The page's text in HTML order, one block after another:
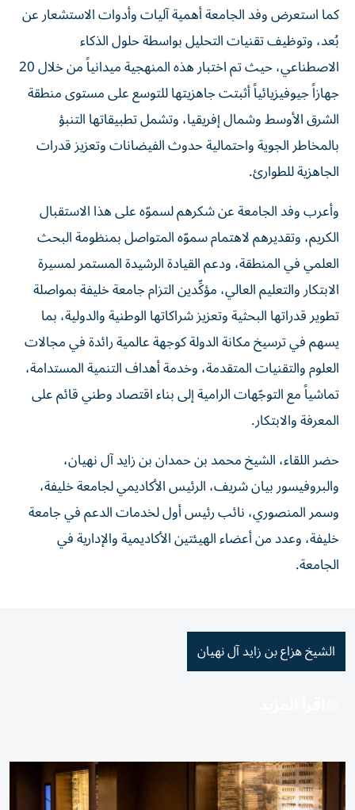
كما استعرض وفد الجامعة أهمية آليات وأدوات الاستشعار عن
بُعد، وتوظيف تقنيات التحليل بواسطة حلول الذكاء
الاصطناعي، حيث تم اختبار هذه المنهجية ميدانياً من خلال 20
جهازاً جيوفيزيائياً أثبتت جاهزيتها للتوسع على مستوى منطقة
الشرق الأوسط وشمال إفريقيا، وتشمل تطبيقاتها التنبؤ
بالمخاطر الجوية واحتمالية حدوث الفيضانات وتعزيز قدرات
الجاهزية للطوارئ.
وأعرب وفد الجامعة عن شكرهم لسموّه على هذا الاستقبال
الكريم، وتقديرهم لاهتمام سموّه المتواصل بمنظومة البحث
العلمي في المنطقة، ودعم القيادة الرشيدة المستمر لمسيرة
الابتكار والتعليم العالي، مؤكِّدين التزام جامعة خليفة بمواصلة
تطوير قدراتها البحثية وتعزيز شراكاتها الوطنية والدولية، بما
يسهم في ترسيخ مكانة الدولة كوجهة عالمية رائدة في مجالات
العلوم والتقنيات المتقدمة، وخدمة أهداف التنمية المستدامة،
تماشياً مع التوجّهات الرامية إلى بناء اقتصاد وطني قائم على
المعرفة والابتكار.
حضر اللقاء، الشيخ محمد بن حمدان بن زايد آل نهيان،
والبروفيسور بيان شريف، الرئيس الأكاديمي لجامعة خليفة،
وسمر المنصوري، نائب رئيس أول لخدمات الدعم في جامعة
خليفة، وعدد من أعضاء الهيئتين الأكاديمية والإدارية في
الجامعة.
الشيخ هزاع بن زايد آل نهيان